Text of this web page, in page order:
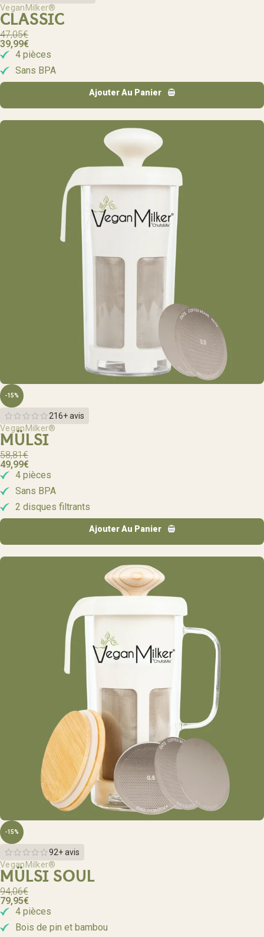
VeganMilker®
CLASSIC
47,05€
39,99€
4 pièces
Sans BPA
Ajouter Au Panier
-15%
216+ avis
VeganMilker®
MÜLSI
58,81€
49,99€
4 pièces
Sans BPA
2 disques filtrants
Ajouter Au Panier
-15%
92+ avis
VeganMilker®
MÜLSI SOUL
94,06€
79,95€
4 pièces
Bois de pin et bambou